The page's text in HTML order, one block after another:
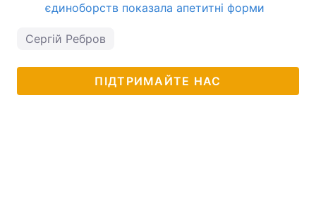
єдиноборств показала апетитні форми
Сергій Ребров
ПІДТРИМАЙТЕ НАС